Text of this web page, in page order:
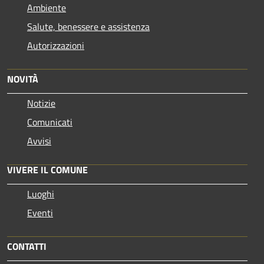
Ambiente
Salute, benessere e assistenza
Autorizzazioni
NOVITÀ
Notizie
Comunicati
Avvisi
VIVERE IL COMUNE
Luoghi
Eventi
CONTATTI